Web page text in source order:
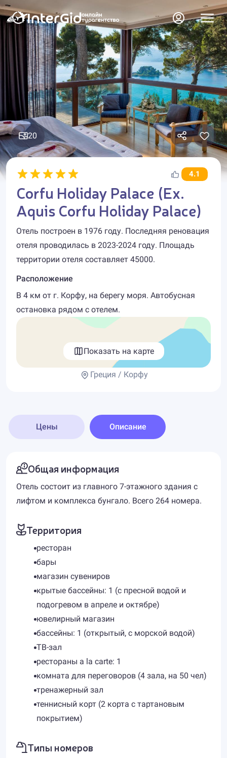
20
4.1
Corfu Holiday Palace (Ex.
Aquis Corfu Holiday Palace)
Отель построен в 1976 году. Последняя реновация
отеля проводилась в 2023-2024 году. Площадь
территории отеля составляет 45000.
Расположение
В 4 км от г. Корфу, на берегу моря. Автобусная
остановка рядом с отелем.
Показать на карте
Греция / Корфу
Цены Описание
Общая информация
Отель состоит из главного 7-этажного здания с
лифтом и комплекса бунгало. Всего 264 номера.
Территория
ресторан
бары
магазин сувениров
крытые бассейны: 1 (с пресной водой и
подогревом в апреле и октябре)
ювелирный магазин
бассейны: 1 (открытый, с морской водой)
ТВ-зал
рестораны a la carte: 1
комната для переговоров (4 зала, на 50 чел)
тренажерный зал
теннисный корт (2 корта с тартановым
покрытием)
Типы номеров